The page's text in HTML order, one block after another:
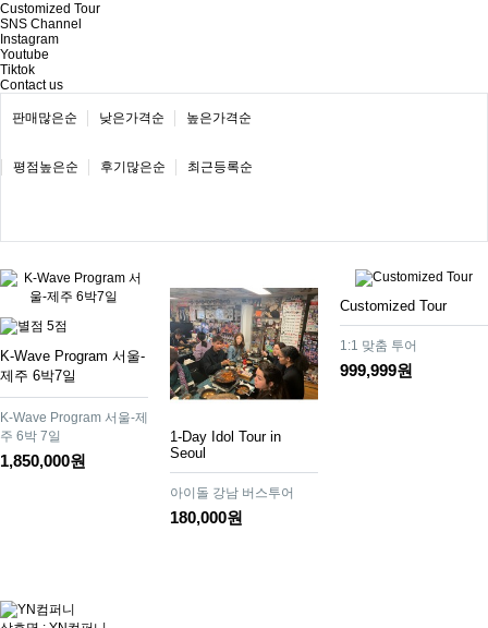
Customized Tour
SNS Channel
Instagram
Youtube
Tiktok
Contact us
판매많은순 낮은가격순 높은가격순
평점높은순 후기많은순 최근등록순
K-Wave Program 서울-
제주 6박7일
K-Wave Program 서울-제
주 6박 7일
1,850,000원
1-Day Idol Tour in
Seoul
아이돌 강남 버스투어
180,000원
Customized Tour
1:1 맞춤 투어
999,999원